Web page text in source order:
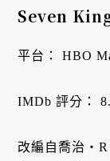
Seven
平台： HBO
IMDb 評分：
改編自喬治・